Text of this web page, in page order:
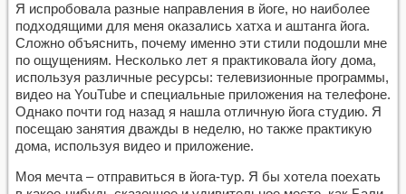
Я испробовала разные направления в йоге, но наиболее
подходящими для меня оказались хатха и аштанга йога.
Сложно объяснить, почему именно эти стили подошли мне
по ощущениям. Несколько лет я практиковала йогу дома,
используя различные ресурсы: телевизионные программы,
видео на YouTube и специальные приложения на телефоне.
Однако почти год назад я нашла отличную йога студию. Я
посещаю занятия дважды в неделю, но также практикую
дома, используя видео и приложение.
Моя мечта – отправиться в йога-тур. Я бы хотела поехать